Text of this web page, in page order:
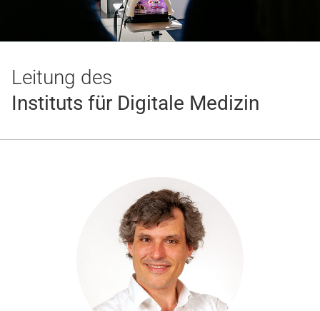
Kliniken & Einrichtungen
Notaufnahme
Anreise
Leitung des
Instituts für Digitale Medizin